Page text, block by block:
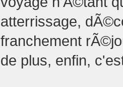
atterrissage,
franchement
de plus, enfin,